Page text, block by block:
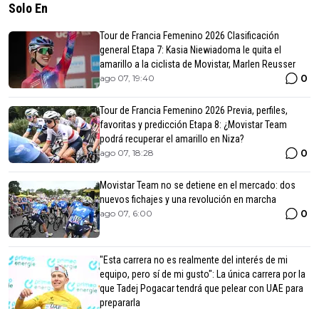
Solo En
Tour de Francia Femenino 2026 Clasificación
general Etapa 7: Kasia Niewiadoma le quita el
amarillo a la ciclista de Movistar, Marlen Reusser
ago 07, 19:40 0
Tour de Francia Femenino 2026 Previa, perfiles,
favoritas y predicción Etapa 8: ¿Movistar Team
podrá recuperar el amarillo en Niza?
ago 07, 18:28 0
Movistar Team no se detiene en el mercado: dos
nuevos fichajes y una revolución en marcha
ago 07, 6:00 0
"Esta carrera no es realmente del interés de mi
equipo, pero sí de mi gusto": La única carrera por la
que Tadej Pogacar tendrá que pelear con UAE para
prepararla